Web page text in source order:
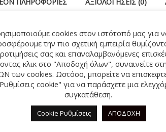
ΣΧΕΤΙΚΆ ΠΡΟΪΌΝΤΑ
-50%
cookies στον ιστότοπό μας για
την πιο σχετική εμπειρία
σας και επαναλαμβανόμενες
κλικ στο "Αποδοχή όλων", συναινείτε
των cookies. Ωστόσο, μπορείτε να
cookie" για να παράσχετε μια
συγκατάθεση.
Cookie Ρυθμίσεις ΑΠΟΔΟΧΗ